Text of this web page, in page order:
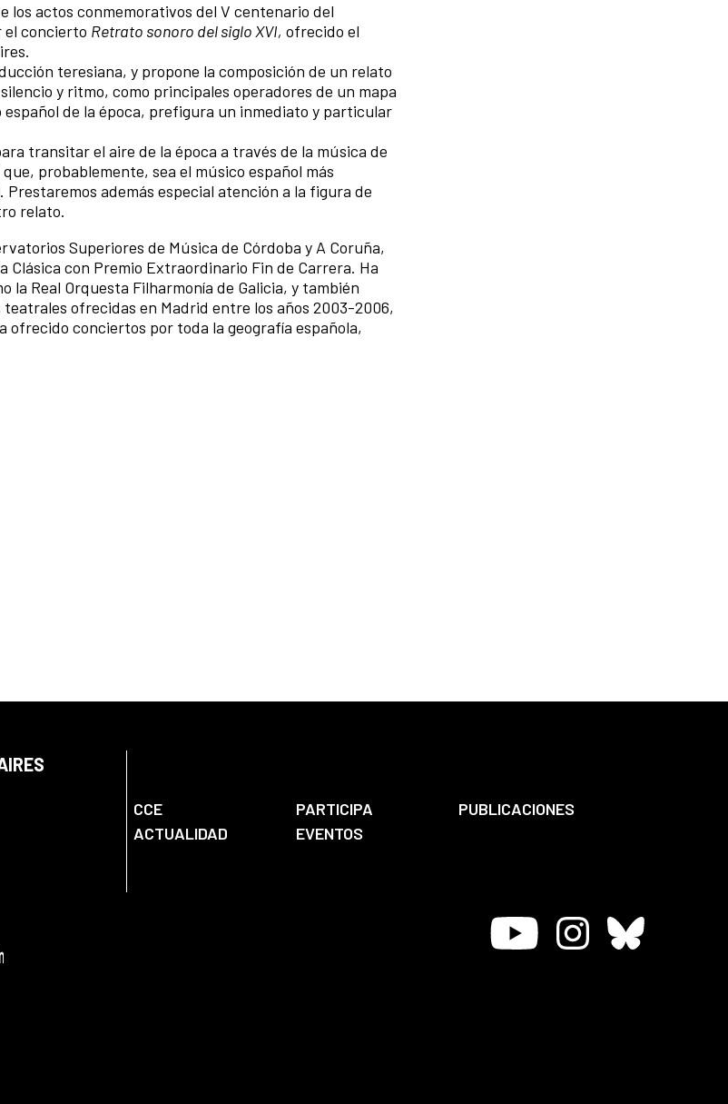
los actos conmemorativos del V centenario del
el concierto Retrato sonoro del siglo XVI, ofrecido el
teresiana, y propone la composición de un relato
y ritmo, como principales operadores de un mapa
de la época, prefigura un inmediato y particular
transitar el aire de la época a través de la música de
probablemente, sea el músico español más
Prestaremos además especial atención a la figura de
relato.
Superiores de Música de Córdoba y A Coruña,
con Premio Extraordinario Fin de Carrera. Ha
Real Orquesta Filharmonía de Galicia, y también
ofrecidas en Madrid entre los años 2003-2006,
ofrecido conciertos por toda la geografía española,
CCE PARTICIPA
PUBLICACIONES
ACTUALIDAD
EVENTOS
Youtube InstagramBluesky